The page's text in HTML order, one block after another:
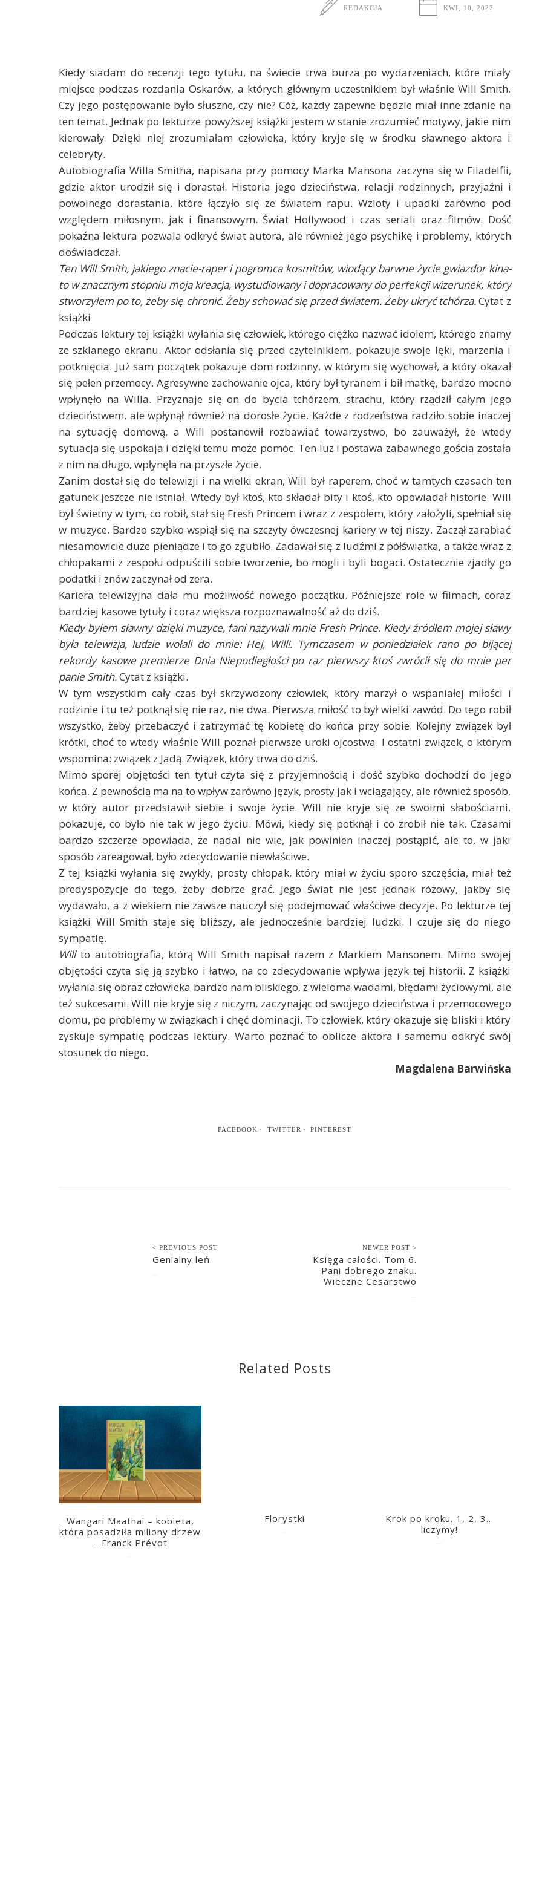
REDAKCJA KWI, 10, 2022
Kiedy siadam do recenzji tego tytułu, na świecie trwa burza po wydarzeniach, które miały
miejsce podczas rozdania Oskarów, a których głównym uczestnikiem był właśnie Will Smith.
Czy jego postępowanie było słuszne, czy nie? Cóż, każdy zapewne będzie miał inne zdanie na
ten temat. Jednak po lekturze powyższej książki jestem w stanie zrozumieć motywy, jakie nim
kierowały. Dzięki niej zrozumiałam człowieka, który kryje się w środku sławnego aktora i
celebryty.
Autobiografia Willa Smitha, napisana przy pomocy Marka Mansona zaczyna się w Filadelfii,
gdzie aktor urodził się i dorastał. Historia jego dzieciństwa, relacji rodzinnych, przyjaźni i
powolnego dorastania, które łączyło się ze światem rapu. Wzloty i upadki zarówno pod
względem miłosnym, jak i finansowym. Świat Hollywood i czas seriali oraz filmów. Dość
pokaźna lektura pozwala odkryć świat autora, ale również jego psychikę i problemy, których
doświadczał.
Ten Will Smith, jakiego znacie-raper i pogromca kosmitów, wiodący barwne życie gwiazdor kina-
to w znacznym stopniu moja kreacja, wystudiowany i dopracowany do perfekcji wizerunek, który
stworzyłem po to, żeby się chronić. Żeby schować się przed światem. Żeby ukryć tchórza.Cytat z
książki
Podczas lektury tej książki wyłania się człowiek, którego ciężko nazwać idolem, którego znamy
ze szklanego ekranu. Aktor odsłania się przed czytelnikiem, pokazuje swoje lęki, marzenia i
potknięcia. Już sam początek pokazuje dom rodzinny, w którym się wychował, a który okazał
się pełen przemocy. Agresywne zachowanie ojca, który był tyranem i bił matkę, bardzo mocno
wpłynęło na Willa. Przyznaje się on do bycia tchórzem, strachu, który rządził całym jego
dzieciństwem, ale wpłynął również na dorosłe życie. Każde z rodzeństwa radziło sobie inaczej
na sytuację domową, a Will postanowił rozbawiać towarzystwo, bo zauważył, że wtedy
sytuacja się uspokaja i dzięki temu może pomóc. Ten luz i postawa zabawnego gościa została
z nim na długo, wpłynęła na przyszłe życie.
Zanim dostał się do telewizji i na wielki ekran, Will był raperem, choć w tamtych czasach ten
gatunek jeszcze nie istniał. Wtedy był ktoś, kto składał bity i ktoś, kto opowiadał historie. Will
był świetny w tym, co robił, stał się Fresh Princem i wraz z zespołem, który założyli, spełniał się
w muzyce. Bardzo szybko wspiął się na szczyty ówczesnej kariery w tej niszy. Zaczął zarabiać
niesamowicie duże pieniądze i to go zgubiło. Zadawał się z ludźmi z półświatka, a także wraz z
chłopakami z zespołu odpuścili sobie tworzenie, bo mogli i byli bogaci. Ostatecznie zjadły go
podatki i znów zaczynał od zera.
Kariera telewizyjna dała mu możliwość nowego początku. Późniejsze role w filmach, coraz
bardziej kasowe tytuły i coraz większa rozpoznawalność aż do dziś.
Kiedy byłem sławny dzięki muzyce, fani nazywali mnie Fresh Prince. Kiedy źródłem mojej sławy
była telewizja, ludzie wołali do mnie: Hej, Will!. Tymczasem w poniedziałek rano po bijącej
rekordy kasowe premierze Dnia Niepodległości po raz pierwszy ktoś zwrócił się do mnie per
panie Smith.Cytat z książki.
W tym wszystkim cały czas był skrzywdzony człowiek, który marzył o wspaniałej miłości i
rodzinie i tu też potknął się nie raz, nie dwa. Pierwsza miłość to był wielki zawód. Do tego robił
wszystko, żeby przebaczyć i zatrzymać tę kobietę do końca przy sobie. Kolejny związek był
krótki, choć to wtedy właśnie Will poznał pierwsze uroki ojcostwa. I ostatni związek, o którym
wspomina: związek z Jadą. Związek, który trwa do dziś.
Mimo sporej objętości ten tytuł czyta się z przyjemnością i dość szybko dochodzi do jego
końca. Z pewnością ma na to wpływ zarówno język, prosty jak i wciągający, ale również sposób,
w który autor przedstawił siebie i swoje życie. Will nie kryje się ze swoimi słabościami,
pokazuje, co było nie tak w jego życiu. Mówi, kiedy się potknął i co zrobił nie tak. Czasami
bardzo szczerze opowiada, że nadal nie wie, jak powinien inaczej postąpić, ale to, w jaki
sposób zareagował, było zdecydowanie niewłaściwe.
Z tej książki wyłania się zwykły, prosty chłopak, który miał w życiu sporo szczęścia, miał też
predyspozycje do tego, żeby dobrze grać. Jego świat nie jest jednak różowy, jakby się
wydawało, a z wiekiem nie zawsze nauczył się podejmować właściwe decyzje. Po lekturze tej
książki Will Smith staje się bliższy, ale jednocześnie bardziej ludzki. I czuje się do niego
sympatię.
Willto autobiografia, którą Will Smith napisał razem z Markiem Mansonem. Mimo swojej
objętości czyta się ją szybko i łatwo, na co zdecydowanie wpływa język tej historii. Z książki
wyłania się obraz człowieka bardzo nam bliskiego, z wieloma wadami, błędami życiowymi, ale
też sukcesami. Will nie kryje się z niczym, zaczynając od swojego dzieciństwa i przemocowego
domu, po problemy w związkach i chęć dominacji. To człowiek, który okazuje się bliski i który
zyskuje sympatię podczas lektury. Warto poznać to oblicze aktora i samemu odkryć swój
stosunek do niego.
Magdalena Barwińska
FACEBOOK TWITTER PINTEREST
< PREVIOUS POST
Genialny leń
NEWER POST >
Księga całości. Tom 6.
Pani dobrego znaku.
Wieczne Cesarstwo
Related Posts
Wangari Maathai – kobieta,
która posadziła miliony drzew
– Franck Prévot
Florystki
Krok po kroku. 1, 2, 3…
liczymy!